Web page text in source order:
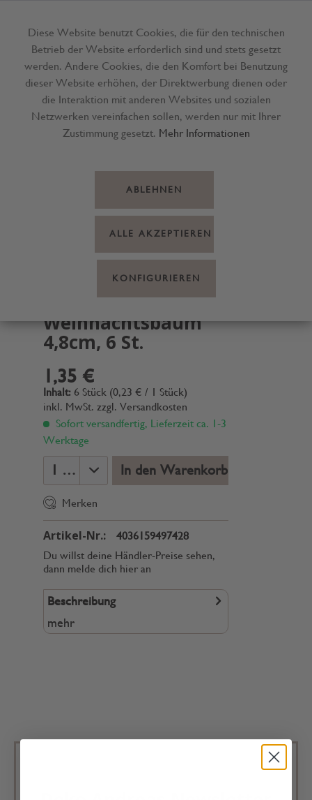
Menü
Streuteile Holz
Weihnachtsbaum
4,8cm, 6 St.
1,35 €
Inhalt: 6 Stück (0,23 € / 1 Stück)
inkl. MwSt. zzgl. Versandkosten
Sofort versandfertig, Lieferzeit ca. 1-3
Werktage
In den Warenkorb
Merken
Artikel-Nr.:
4036159497428
Du willst deine Händler-Preise sehen,
dann melde dich hier an
Beschreibung
mehr
Diese Website benutzt Cookies, die für den technischen
Betrieb der Website erforderlich sind und stets gesetzt
werden. Andere Cookies, die den Komfort bei Benutzung
dieser Website erhöhen, der Direktwerbung dienen oder
die Interaktion mit anderen Websites und sozialen
Netzwerken vereinfachen sollen, werden nur mit Ihrer
Zustimmung gesetzt. Mehr Informationen
ABLEHNEN
ALLE AKZEPTIEREN
KONFIGURIEREN